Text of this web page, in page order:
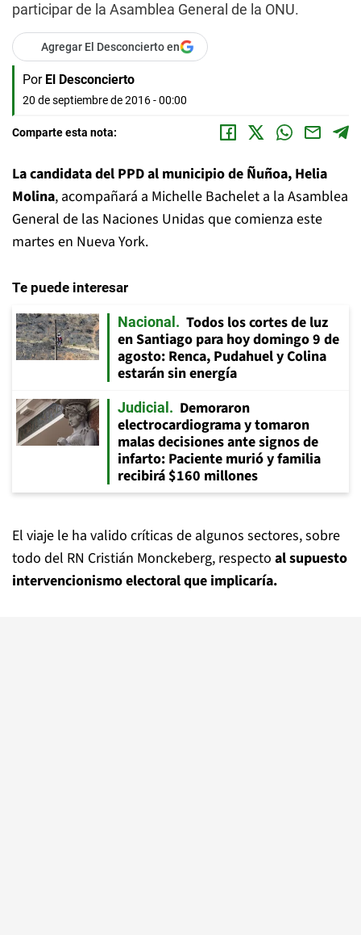
participar de la Asamblea General de la ONU.
Agregar El Desconcierto en
Por El Desconcierto
20 de septiembre de 2016 - 00:00
Comparte esta nota:
La candidata del PPD al municipio de Ñuñoa, Helia
Molina, acompañará a Michelle Bachelet a la Asamblea
General de las Naciones Unidas que comienza este
martes en Nueva York.
Te puede interesar
Nacional
Todos los cortes de luz
en Santiago para hoy domingo 9 de
agosto: Renca, Pudahuel y Colina
estarán sin energía
Judicial
Demoraron
electrocardiograma y tomaron
malas decisiones ante signos de
infarto: Paciente murió y familia
recibirá $160 millones
El viaje le ha valido críticas de algunos sectores, sobre
todo del RN Cristián Monckeberg, respecto al supuesto
intervencionismo electoral que implicaría.